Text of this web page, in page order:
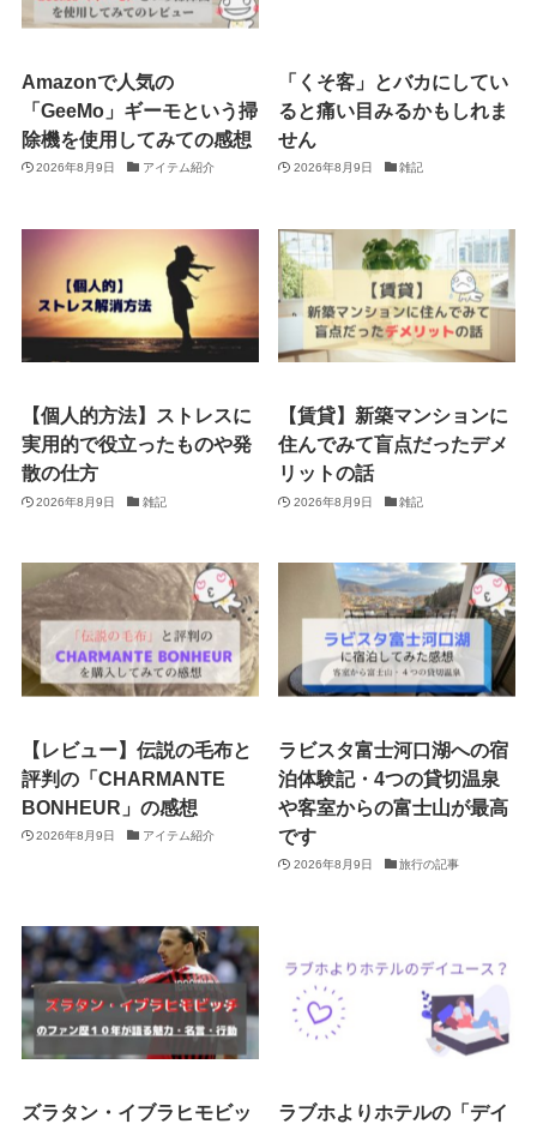
Amazonで人気の
「GeeMo」ギーモという掃
除機を使用してみての感想
2026年8月9日 アイテム紹介
「くそ客」とバカにしてい
ると痛い目みるかもしれま
せん
2026年8月9日 雑記
【個人的方法】ストレスに
実用的で役立ったものや発
散の仕方
2026年8月9日 雑記
【賃貸】新築マンションに
住んでみて盲点だったデメ
リットの話
2026年8月9日 雑記
【レビュー】伝説の毛布と
評判の「CHARMANTE
BONHEUR」の感想
2026年8月9日 アイテム紹介
ラビスタ富士河口湖への宿
泊体験記・4つの貸切温泉
や客室からの富士山が最高
です
2026年8月9日 旅行の記事
ズラタン・イブラヒモビッ ラブホよりホテルの「デイ